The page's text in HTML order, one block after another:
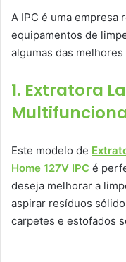
A IPC é uma empresa
equipamentos de
algumas das
1. Extratora
Este modelo de
Home 127V IPC é
deseja melhorar a
aspirar resíduos
carpetes e estofados